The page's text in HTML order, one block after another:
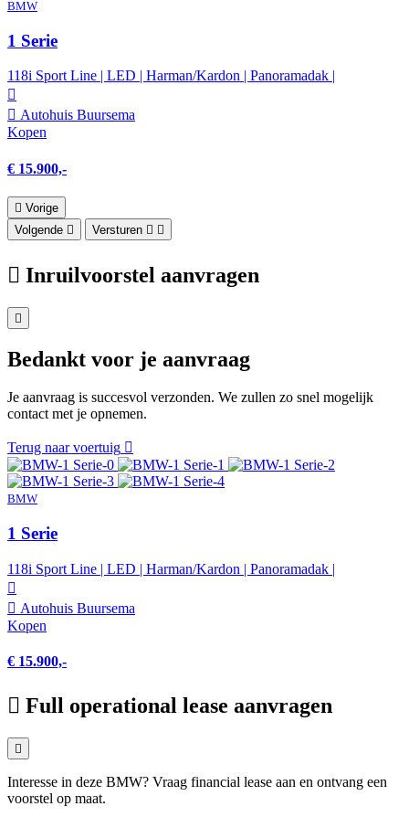
BMW
1 Serie
118i Sport Line | LED | Harman/Kardon | Panoramadak |
Autohuis Buursema
Kopen
€ 15.900,-
Vorige
Volgende
Versturen
Inruilvoorstel aanvragen
Bedankt voor je aanvraag
Je aanvraag is succesvol verzonden. We zullen zo snel mogelijk
contact met je opnemen.
Terug naar voertuig
BMW
1 Serie
118i Sport Line | LED | Harman/Kardon | Panoramadak |
Autohuis Buursema
Kopen
€ 15.900,-
Full operational lease aanvragen
Interesse in deze BMW? Vraag financial lease aan en ontvang een
voorstel op maat.